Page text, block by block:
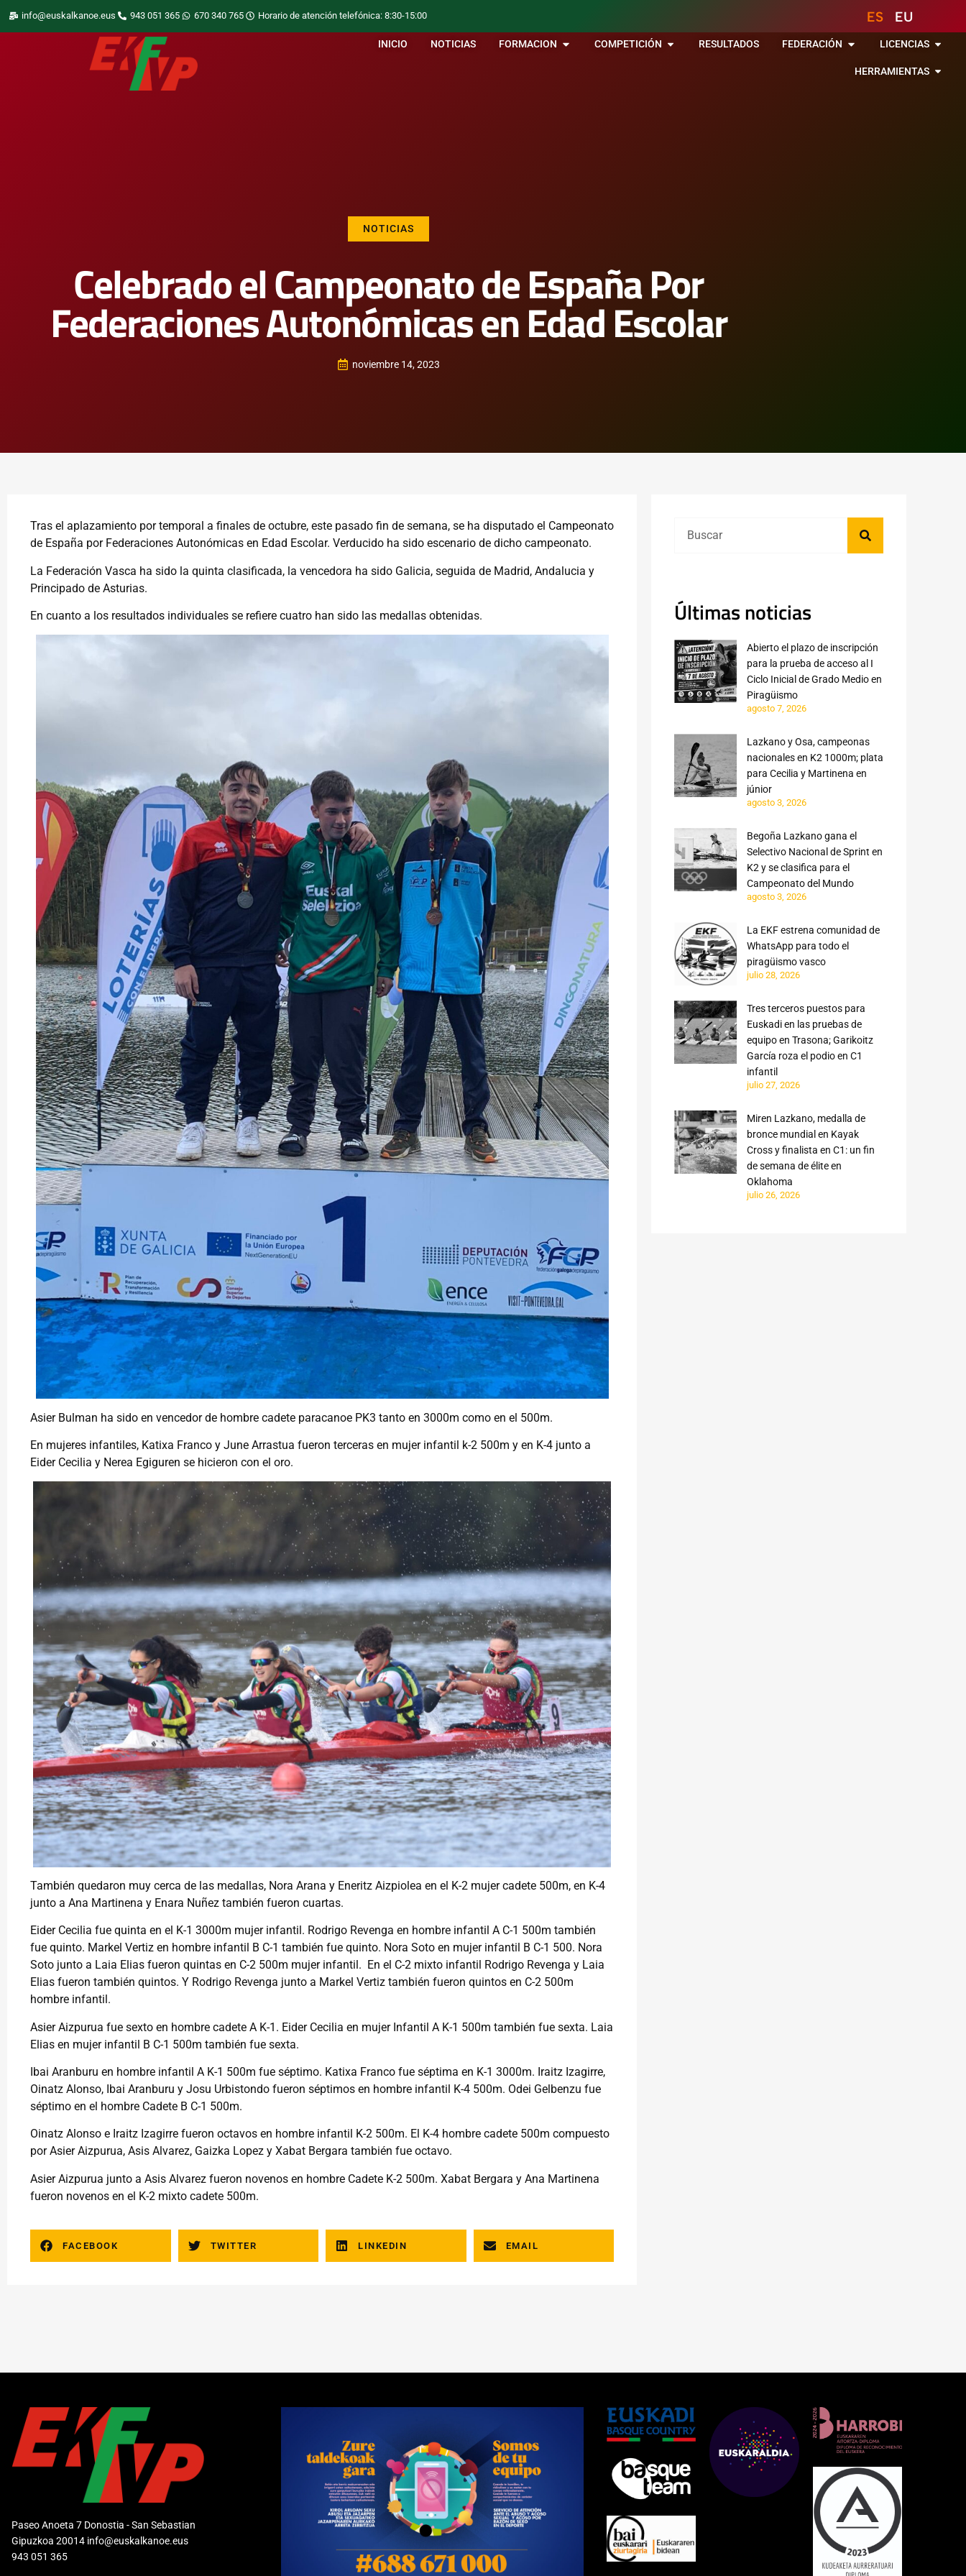
info@euskalkanoe.eus 943 051 365 670 340 765 Horario de atención telefónica: 8:30-15:00 ES EU
INICIO NOTICIAS FORMACION COMPETICIÓN RESULTADOS FEDERACIÓN LICENCIAS
HERRAMIENTAS
NOTICIAS
Celebrado el Campeonato de España Por
Federaciones Autonómicas en Edad Escolar
noviembre 14, 2023
Tras el aplazamiento por temporal a finales de octubre, este pasado fin de semana, se ha disputado el Campeonato
de España por Federaciones Autonómicas en Edad Escolar. Verducido ha sido escenario de dicho campeonato.
La Federación Vasca ha sido la quinta clasificada, la vencedora ha sido Galicia, seguida de Madrid, Andalucia y
Principado de Asturias.
En cuanto a los resultados individuales se refiere cuatro han sido las medallas obtenidas.
Asier Bulman ha sido en vencedor de hombre cadete paracanoe PK3 tanto en 3000m como en el 500m.
En mujeres infantiles, Katixa Franco y June Arrastua fueron terceras en mujer infantil k-2 500m y en K-4 junto a
Eider Cecilia y Nerea Egiguren se hicieron con el oro.
También quedaron muy cerca de las medallas, Nora Arana y Eneritz Aizpiolea en el K-2 mujer cadete 500m, en K-4
junto a Ana Martinena y Enara Nuñez también fueron cuartas.
Eider Cecilia fue quinta en el K-1 3000m mujer infantil. Rodrigo Revenga en hombre infantil A C-1 500m también
fue quinto. Markel Vertiz en hombre infantil B C-1 también fue quinto. Nora Soto en mujer infantil B C-1 500. Nora
Soto junto a Laia Elias fueron quintas en C-2 500m mujer infantil. En el C-2 mixto infantil Rodrigo Revenga y Laia
Elias fueron también quintos. Y Rodrigo Revenga junto a Markel Vertiz también fueron quintos en C-2 500m
hombre infantil.
Asier Aizpurua fue sexto en hombre cadete A K-1. Eider Cecilia en mujer Infantil A K-1 500m también fue sexta. Laia
Elias en mujer infantil B C-1 500m también fue sexta.
Ibai Aranburu en hombre infantil A K-1 500m fue séptimo. Katixa Franco fue séptima en K-1 3000m. Iraitz Izagirre,
Oinatz Alonso, Ibai Aranburu y Josu Urbistondo fueron séptimos en hombre infantil K-4 500m. Odei Gelbenzu fue
séptimo en el hombre Cadete B C-1 500m.
Oinatz Alonso e Iraitz Izagirre fueron octavos en hombre infantil K-2 500m. El K-4 hombre cadete 500m compuesto
por Asier Aizpurua, Asis Alvarez, Gaizka Lopez y Xabat Bergara también fue octavo.
Asier Aizpurua junto a Asis Alvarez fueron novenos en hombre Cadete K-2 500m. Xabat Bergara y Ana Martinena
fueron novenos en el K-2 mixto cadete 500m.
FACEBOOK TWITTER LINKEDIN EMAIL
Últimas noticias
Abierto el plazo de inscripción
para la prueba de acceso al I
Ciclo Inicial de Grado Medio en
Piragüismo
agosto 7, 2026
Lazkano y Osa, campeonas
nacionales en K2 1000m; plata
para Cecilia y Martinena en
júnior
agosto 3, 2026
Begoña Lazkano gana el
Selectivo Nacional de Sprint en
K2 y se clasifica para el
Campeonato del Mundo
agosto 3, 2026
La EKF estrena comunidad de
WhatsApp para todo el
piragüismo vasco
julio 28, 2026
Tres terceros puestos para
Euskadi en las pruebas de
equipo en Trasona; Garikoitz
García roza el podio en C1
infantil
julio 27, 2026
Miren Lazkano, medalla de
bronce mundial en Kayak
Cross y finalista en C1: un fin
de semana de élite en
Oklahoma
julio 26, 2026
Paseo Anoeta 7 Donostia - San Sebastian
Gipuzkoa 20014 info@euskalkanoe.eus
943 051 365